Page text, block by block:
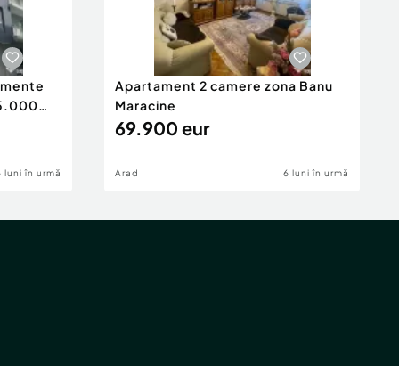
luni în urmă
Apartament 2 camere zona Banu
Maracine
69.900 eur
Arad 6 luni în urmă